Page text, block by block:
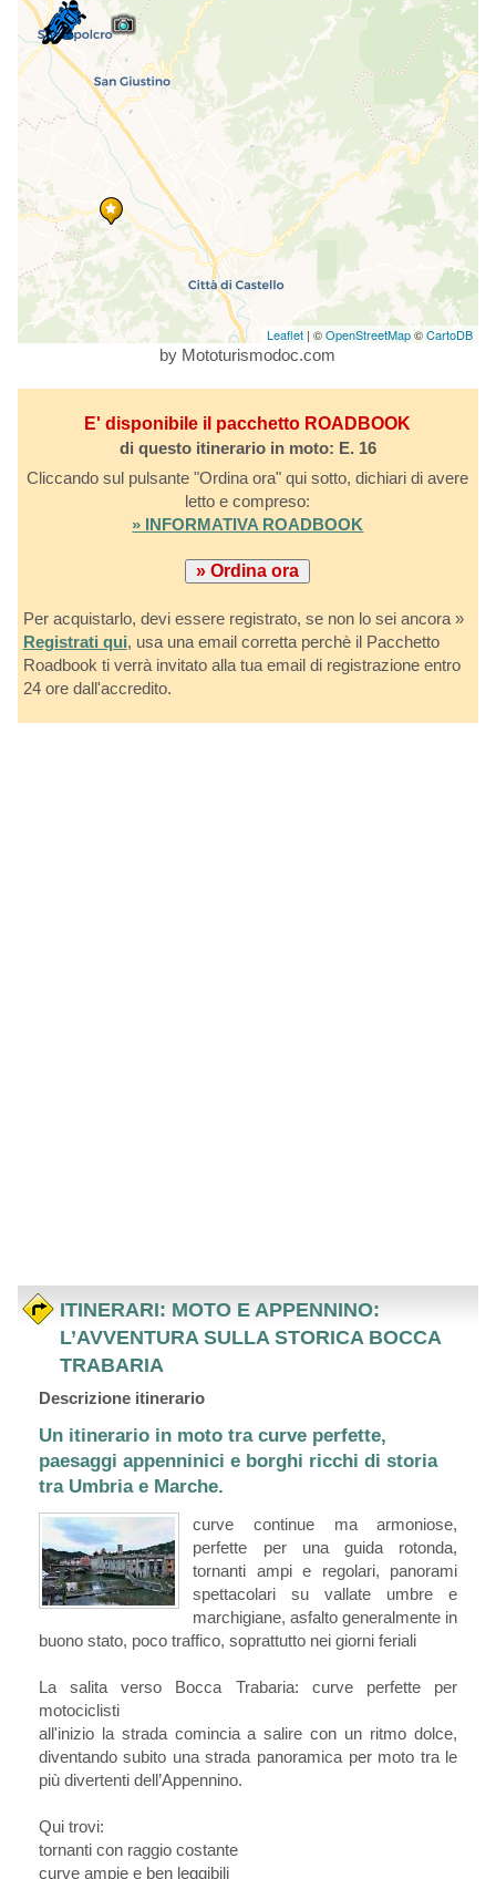
Leaflet | ©OpenStreetMap©CartoDB
by Mototurismodoc.com
E' disponibile il pacchetto ROADBOOK
di questo itinerario in moto: E. 16
Cliccando sul pulsante "Ordina ora" qui sotto, dichiari di avere
letto e compreso:
» INFORMATIVA ROADBOOK
Per acquistarlo, devi essere registrato, se non lo sei ancora »
Registrati qui, usa una email corretta perchè il Pacchetto
Roadbook ti verrà invitato alla tua email di registrazione entro
24 ore dall'accredito.
ITINERARI: MOTO E APPENNINO:
L’AVVENTURA SULLA STORICA BOCCA
TRABARIA
Descrizione itinerario
Un itinerario in moto tra curve perfette,
paesaggi appenninici e borghi ricchi di storia
tra Umbria e Marche.
curve continue ma armoniose,
perfette per una guida rotonda,
tornanti ampi e regolari, panorami
spettacolari su vallate umbre e
marchigiane, asfalto generalmente in
buono stato, poco traffico, soprattutto nei giorni feriali
La salita verso Bocca Trabaria: curve perfette per
motociclisti
all'inizio la strada comincia a salire con un ritmo dolce,
diventando subito una strada panoramica per moto tra le
più divertenti dell’Appennino.
Qui trovi:
tornanti con raggio costante
curve ampie e ben leggibili